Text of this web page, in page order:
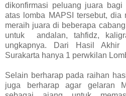
dikonfirmasi peluang juara bagi
atas lomba MAPSI tersebut, dia
meraih juara di beberapa
untuk andalan, tahfidz,
ungkapnya. Dari Hasil Akhir
Surakarta hanya 1 perwkilan
Selain berharap pada raihan
juga berharap agar gelaran